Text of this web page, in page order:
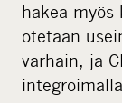
hakea myös
otetaan
varhain, ja